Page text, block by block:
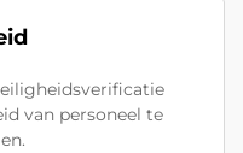
van personeel te